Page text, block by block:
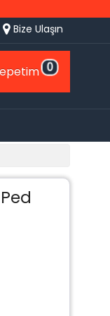
Bize Ulaşın
0